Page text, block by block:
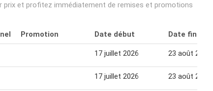
prix et profitez immédiatement de remises et promotions
Promotion Date début Date fin
17 juillet 2026 23 août 2026
17 juillet 2026 23 août 2026